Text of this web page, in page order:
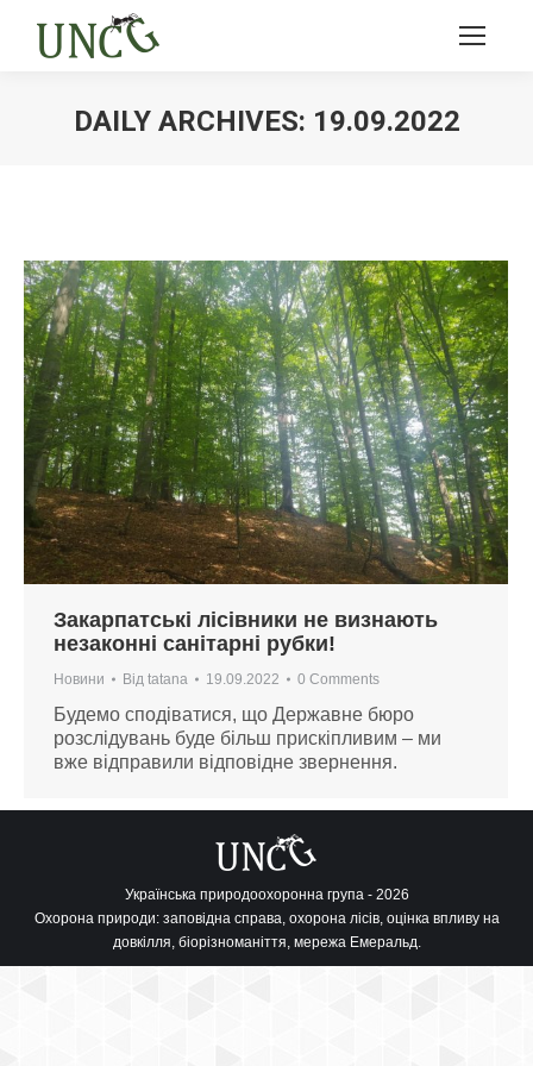
DAILY ARCHIVES: 19.09.2022
Закарпатські лісівники не визнають
незаконні санітарні рубки!
Новини Від tatana 19.09.2022 0 Comments
Будемо сподіватися, що Державне бюро
розслідувань буде більш прискіпливим – ми
вже відправили відповідне звернення.
Українська природоохоронна група - 2026
Охорона природи: заповідна справа, охорона лісів, оцінка впливу на
довкілля, біорізноманіття, мережа Емеральд.